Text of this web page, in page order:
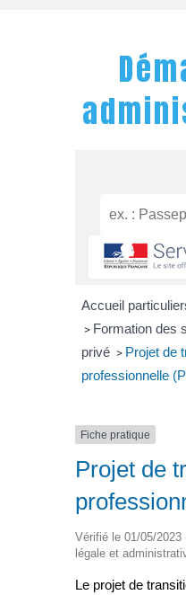
Accueil
> Formation des
privé > Projet de
professionnelle
Fiche pratique
Projet de
Vérifié le 01/05/
légale et
Le projet de